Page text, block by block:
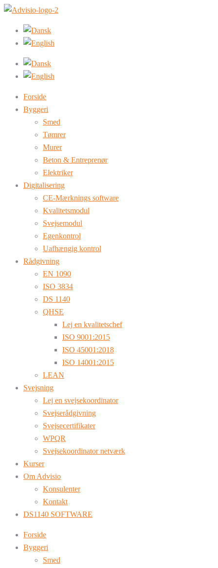
Forside
Byggeri
Smed
Tømrer
Murer
Beton & Entreprenør
Elektriker
Digitalisering
CE-Mærknings software
Kvalitetsmodul
Svejsemodul
Egenkontrol
Uafhængig kontrol
Rådgivning
EN 1090
ISO 3834
DS 1140
QHSE
Lej en kvalitetschef
ISO 9001:2015
ISO 45001:2018
ISO 14001:2015
LEAN
Svejsning
Lej en svejsekoordinator
Svejserådgivning
Svejsecertifikater
WPQR
Svejsekoordinator netværk
Kurser
Om Advisio
Konsulenter
Kontakt
DS1140 SOFTWARE
Forside
Byggeri
Smed